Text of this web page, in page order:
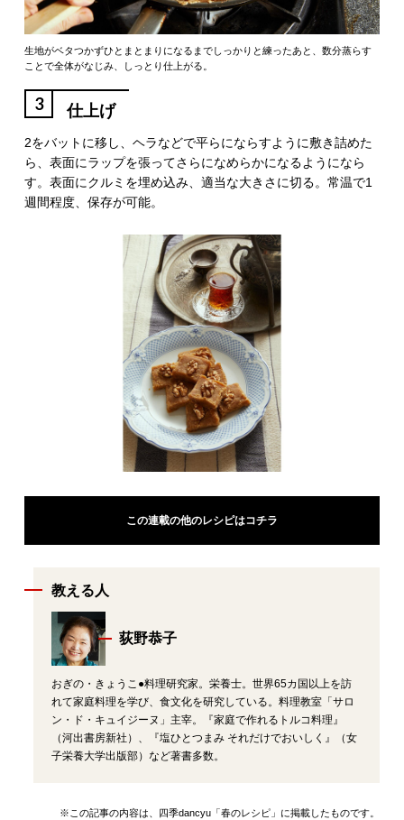
生地がベタつかずひとまとまりになるまでしっかりと練ったあと、数分蒸らす
ことで全体がなじみ、しっとり仕上がる。
3 仕上げ
2をバットに移し、ヘラなどで平らにならすように敷き詰めた
ら、表面にラップを張ってさらになめらかになるようになら
す。表面にクルミを埋め込み、適当な大きさに切る。常温で1
週間程度、保存が可能。
この連載の他のレシピはコチラ
教える人
荻野恭子
おぎの・きょうこ●料理研究家。栄養士。世界65カ国以上を訪
れて家庭料理を学び、食文化を研究している。料理教室「サロ
ン・ド・キュイジーヌ」主宰。『家庭で作れるトルコ料理』
（河出書房新社）、『塩ひとつまみ それだけでおいしく』（女
子栄養大学出版部）など著書多数。
※この記事の内容は、四季dancyu「春のレシピ」に掲載したものです。